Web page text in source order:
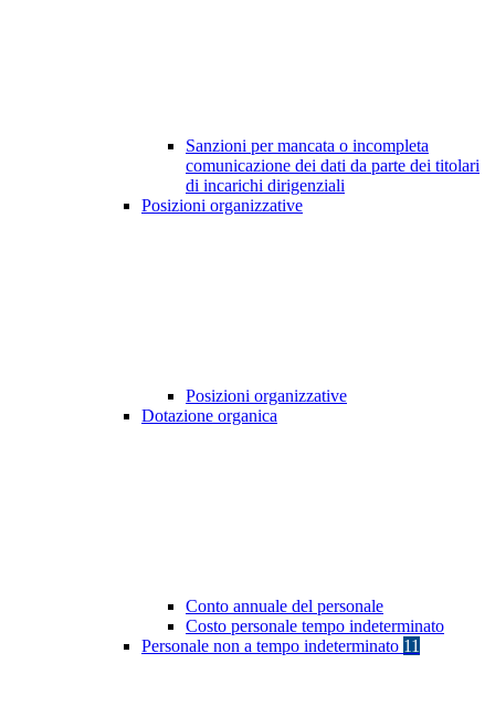
Sanzioni per mancata o incompleta
comunicazione dei dati da parte dei titolari
di incarichi dirigenziali
Posizioni organizzative
Posizioni organizzative
Dotazione organica
Conto annuale del personale
Costo personale tempo indeterminato
Personale non a tempo indeterminato 11